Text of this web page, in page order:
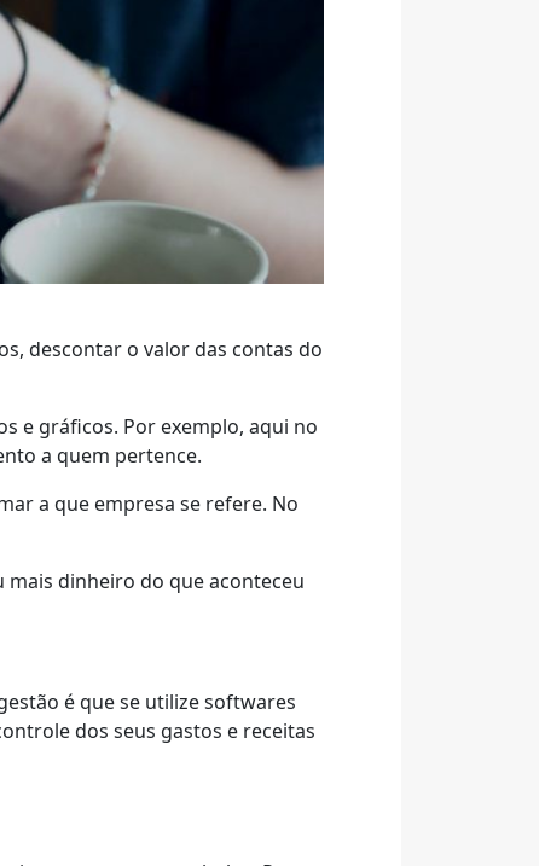
descontar o valor das contas do
e gráficos. Por exemplo, aqui no
a quem pertence.
a que empresa se refere. No
dinheiro do que aconteceu
é que se utilize softwares
dos seus gastos e receitas